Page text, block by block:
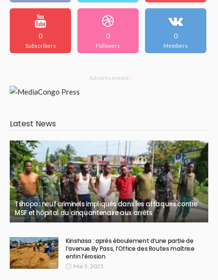
0
Subscribers
0
Followers
0
Members
- Advertisement -
Latest News
Tshopo : neuf criminels impliqués dans les attaques contre
MSF et hôpital du cinquantenaire aux arrêts
Kinshasa : après éboulement d’une partie de
l’avenue By Pass, l’Office des Routes maîtrise
enfin l’érosion
Mai 5, 2025